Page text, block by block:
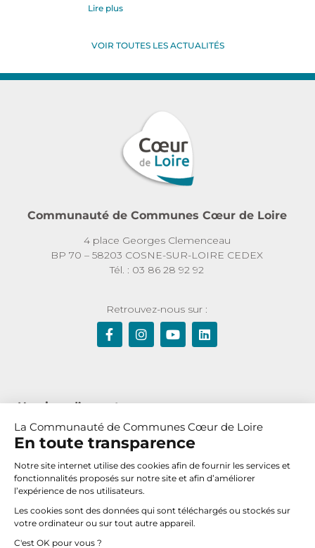
Lire plus
VOIR TOUTES LES ACTUALITÉS
Communauté de Communes Cœur de Loire
4 place Georges Clemenceau
BP 70 – 58203 COSNE-SUR-LOIRE CEDEX
Tél. : 03 86 28 92 92
Retrouvez-nous sur :
Horaires d’ouverture :
Du lundi au jeudi de 8h30 à 12h et de 13h30 à 17h30
Le vendredi de 8h30 à 12h
Nous contacter
La Communauté de Communes Cœur de Loire
En toute transparence
Notre site internet utilise des cookies afin de fournir les services et
fonctionnalités proposés sur notre site et afin d’améliorer
l’expérience de nos utilisateurs.
Les cookies sont des données qui sont téléchargés ou stockés sur
votre ordinateur ou sur tout autre appareil.
C'est OK pour vous ?